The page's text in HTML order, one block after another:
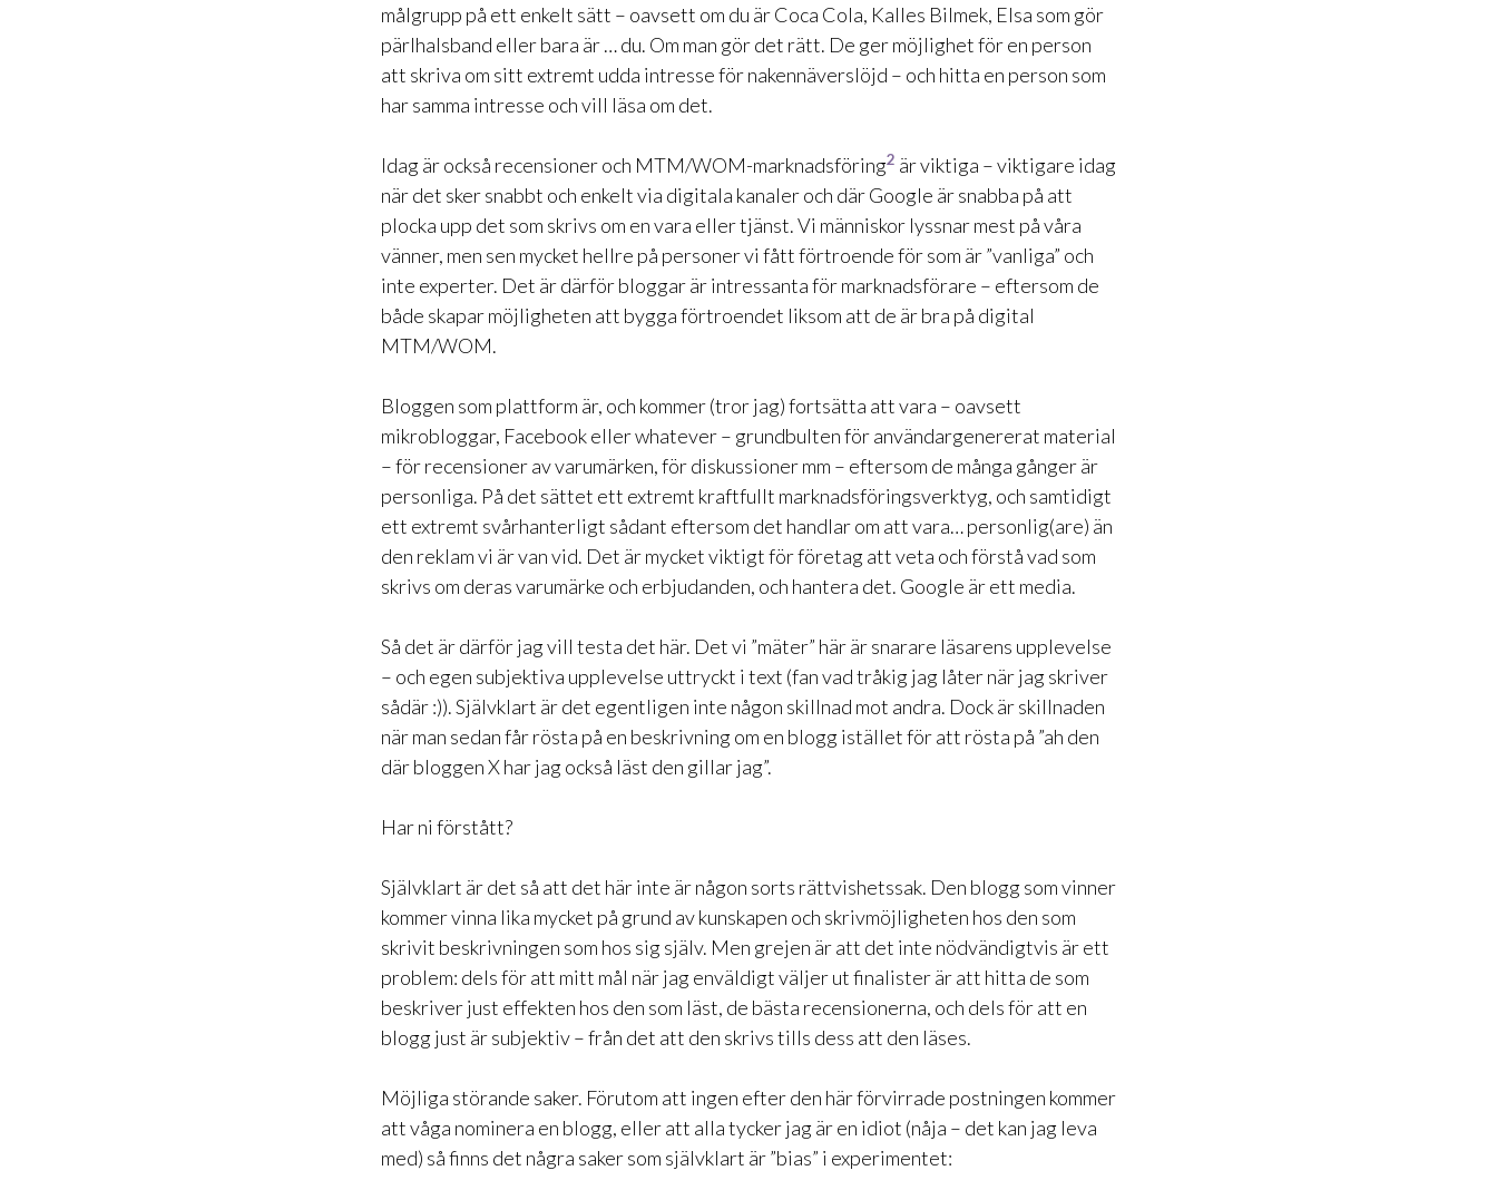
målgrupp på ett enkelt sätt – oavsett om du är Coca Cola, Kalles Bilmek, Elsa som gör
pärlhalsband eller bara är … du. Om man gör det rätt. De ger möjlighet för en person
att skriva om sitt extremt udda intresse för nakennäverslöjd – och hitta en person som
har samma intresse och vill läsa om det.
Idag är också recensioner och MTM/WOM-marknadsföring2 är viktiga – viktigare idag
när det sker snabbt och enkelt via digitala kanaler och där Google är snabba på att
plocka upp det som skrivs om en vara eller tjänst. Vi människor lyssnar mest på våra
vänner, men sen mycket hellre på personer vi fått förtroende för som är ”vanliga” och
inte experter. Det är därför bloggar är intressanta för marknadsförare – eftersom de
både skapar möjligheten att bygga förtroendet liksom att de är bra på digital
MTM/WOM.
Bloggen som plattform är, och kommer (tror jag) fortsätta att vara – oavsett
mikrobloggar, Facebook eller whatever – grundbulten för användargenererat material
– för recensioner av varumärken, för diskussioner mm – eftersom de många gånger är
personliga. På det sättet ett extremt kraftfullt marknadsföringsverktyg, och samtidigt
ett extremt svårhanterligt sådant eftersom det handlar om att vara… personlig(are) än
den reklam vi är van vid. Det är mycket viktigt för företag att veta och förstå vad som
skrivs om deras varumärke och erbjudanden, och hantera det. Google är ett media.
Så det är därför jag vill testa det här. Det vi ”mäter” här är snarare läsarens upplevelse
– och egen subjektiva upplevelse uttryckt i text (fan vad tråkig jag låter när jag skriver
sådär :)). Självklart är det egentligen inte någon skillnad mot andra. Dock är skillnaden
när man sedan får rösta på en beskrivning om en blogg istället för att rösta på ”ah den
där bloggen X har jag också läst den gillar jag”.
Har ni förstått?
Självklart är det så att det här inte är någon sorts rättvishetssak. Den blogg som vinner
kommer vinna lika mycket på grund av kunskapen och skrivmöjligheten hos den som
skrivit beskrivningen som hos sig själv. Men grejen är att det inte nödvändigtvis är ett
problem: dels för att mitt mål när jag enväldigt väljer ut finalister är att hitta de som
beskriver just effekten hos den som läst, de bästa recensionerna, och dels för att en
blogg just är subjektiv – från det att den skrivs tills dess att den läses.
Möjliga störande saker. Förutom att ingen efter den här förvirrade postningen kommer
att våga nominera en blogg, eller att alla tycker jag är en idiot (nåja – det kan jag leva
med) så finns det några saker som självklart är ”bias” i experimentet: